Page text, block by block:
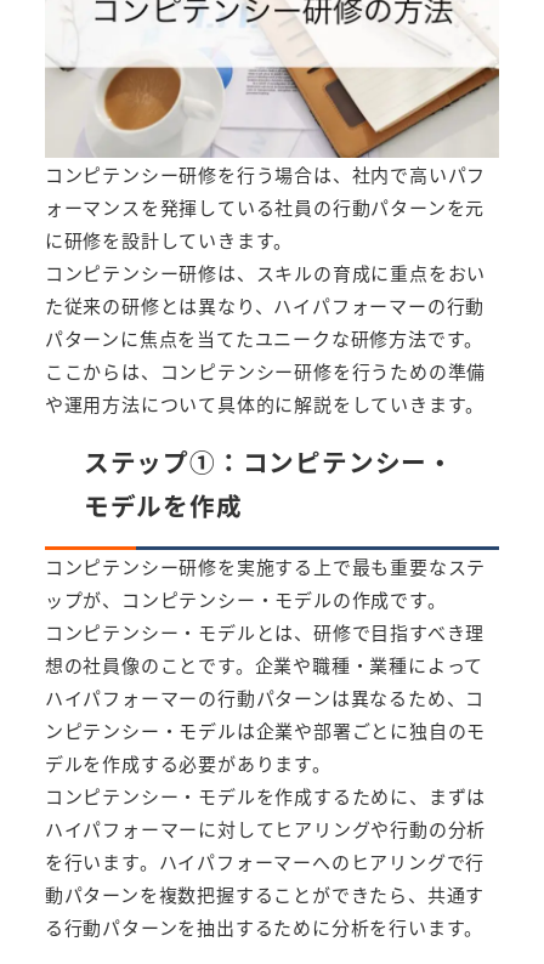
コンピテンシー研修を行う場合は、社内で高いパフ
ォーマンスを発揮している社員の行動パターンを元
に研修を設計していきます。
コンピテンシー研修は、スキルの育成に重点をおい
た従来の研修とは異なり、ハイパフォーマーの行動
パターンに焦点を当てたユニークな研修方法です。
ここからは、コンピテンシー研修を行うための準備
や運用方法について具体的に解説をしていきます。
ステップ①：コンピテンシー・
モデルを作成
コンピテンシー研修を実施する上で最も重要なステ
ップが、コンピテンシー・モデルの作成です。
コンピテンシー・モデルとは、研修で目指すべき理
想の社員像のことです。企業や職種・業種によって
ハイパフォーマーの行動パターンは異なるため、コ
ンピテンシー・モデルは企業や部署ごとに独自のモ
デルを作成する必要があります。
コンピテンシー・モデルを作成するために、まずは
ハイパフォーマーに対してヒアリングや行動の分析
を行います。ハイパフォーマーへのヒアリングで行
動パターンを複数把握することができたら、共通す
る行動パターンを抽出するために分析を行います。